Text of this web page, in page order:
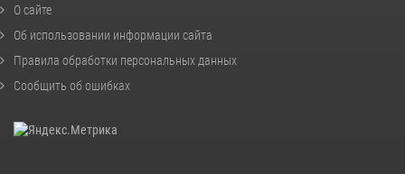
О сайте
Об использовании информации сайта
Правила обработки персональных данных
Сообщить об ошибках